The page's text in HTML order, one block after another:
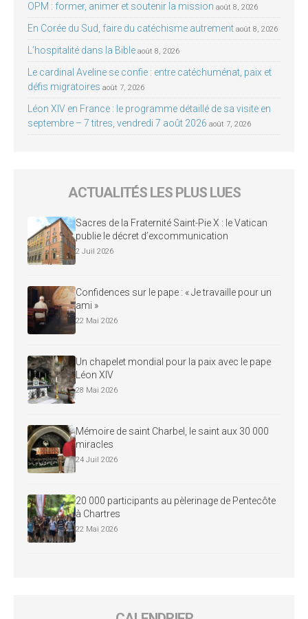
OPM : former, animer et soutenir la mission août 8, 2026
En Corée du Sud, faire du catéchisme autrement août 8, 2026
L’hospitalité dans la Bible août 8, 2026
Le cardinal Aveline se confie : entre catéchuménat, paix et
défis migratoires août 7, 2026
Léon XIV en France : le programme détaillé de sa visite en
septembre – 7 titres, vendredi 7 août 2026 août 7, 2026
ACTUALITÉS LES PLUS LUES
Sacres de la Fraternité Saint-Pie X : le Vatican
publie le décret d’excommunication
2 Juil 2026
Confidences sur le pape : « Je travaille pour un
ami »
22 Mai 2026
Un chapelet mondial pour la paix avec le pape
Léon XIV
28 Mai 2026
Mémoire de saint Charbel, le saint aux 30 000
miracles
24 Juil 2026
20 000 participants au pèlerinage de Pentecôte
à Chartres
22 Mai 2026